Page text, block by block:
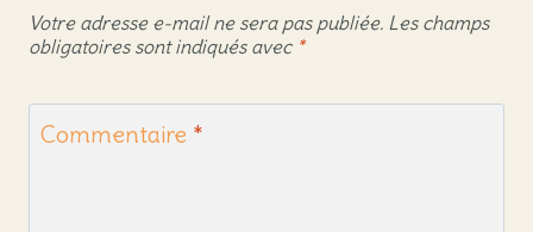
Votre adresse e-mail ne sera pas publiée. Les champs
obligatoires sont indiqués avec *
Commentaire *